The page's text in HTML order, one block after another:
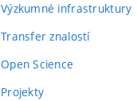
Výzkumné infrastruktury
Transfer znalostí
Open Science
Projekty